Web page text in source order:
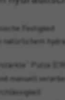
Festigkeit
natürlichem
Putze
manuell